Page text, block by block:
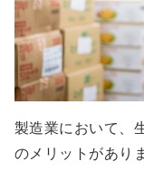
製造業において、
のメリットがあり